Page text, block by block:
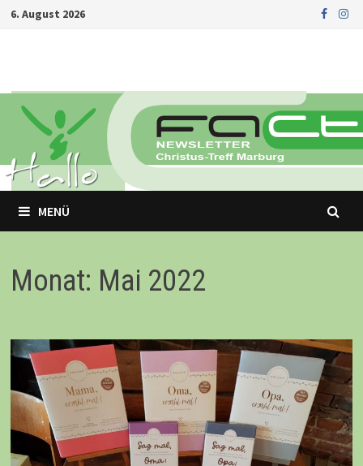
Zurück
6. August 2026
MENÜ
Monat: Mai 2022